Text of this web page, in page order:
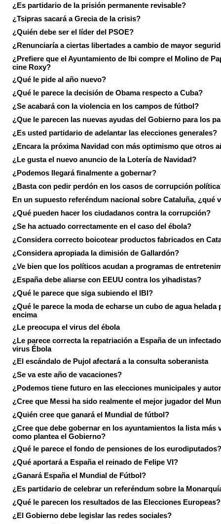
¿Es partidario de la prisión permanente revisable?
¿Tsipras sacará a Grecia de la crisis?
¿Quién debe ser el líder del PSOE?
¿Renunciaría a ciertas libertades a cambio de mayor
¿Prefiere que el Ayuntamiento de Ibi compre el Molino de
cine Roxy?
¿Qué le pide al año nuevo?
¿Qué le parece la decisión de Obama respecto a Cuba?
¿Se acabará con la violencia en los campos de fútbol?
¿Que le parecen las nuevas ayudas del Gobierno para los
¿Es usted partidario de adelantar las elecciones generales?
¿Encara la próxima Navidad con más optimismo que otros
¿Le gusta el nuevo anuncio de la Lotería de Navidad?
¿Podemos llegará finalmente a gobernar?
¿Basta con pedir perdón en los casos de corrupción
En un supuesto referéndum nacional sobre Cataluña, ¿qué
¿Qué pueden hacer los ciudadanos contra la corrupción?
¿Se ha actuado correctamente en el caso del ébola?
¿Considera correcto boicotear productos fabricados en
¿Considera apropiada la dimisión de Gallardón?
¿Ve bien que los políticos acudan a programas de
¿España debe aliarse con EEUU contra los yihadistas?
¿Qué le parece que siga subiendo el IBI?
¿Qué le parece la moda de echarse un cubo de agua helada
encima
¿Le preocupa el virus del ébola
¿Le parece correcta la repatriación a España de un
virus Ébola
¿El escándalo de Pujol afectará a la consulta soberanista
¿Se va este año de vacaciones?
¿Podemos tiene futuro en las elecciones municipales y
¿Cree que Messi ha sido realmente el mejor jugador del
¿Quién cree que ganará el Mundial de fútbol?
¿Cree que debe gobernar en los ayuntamientos la lista más
como plantea el Gobierno?
¿Qué le parece el fondo de pensiones de los eurodiputados?
¿Qué aportará a España el reinado de Felipe VI?
¿Ganará España el Mundial de Fútbol?
¿Es partidario de celebrar un referéndum sobre la
¿Qué le parecen los resultados de las Elecciones Europeas?
¿El Gobierno debe legislar las redes sociales?